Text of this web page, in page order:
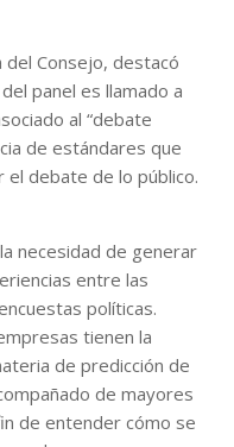
Consejo, destacó
panel es llamado a
al “debate
de estándares que
debate de lo público.
necesidad de generar
entre las
políticas.
tienen la
de predicción de
de mayores
de entender cómo se